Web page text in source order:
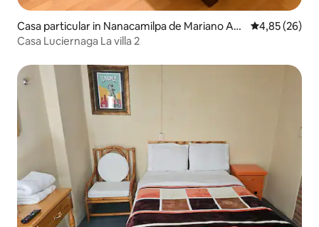
Casa particular in Nanacamilpa de Mariano Aris
ta
Gemiddelde
4,85 (26)
Casa Luciernaga La villa 2